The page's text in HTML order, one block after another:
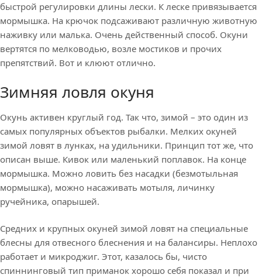
быстрой регулировки длины лески. К леске привязывается
мормышка. На крючок подсаживают различную животную
наживку или малька. Очень действенный способ. Окуни
вертятся по мелководью, возле мостиков и прочих
препятствий. Вот и клюют отлично.
Зимняя ловля окуня
Окунь активен круглый год. Так что, зимой – это один из
самых популярных объектов рыбалки. Мелких окуней
зимой ловят в лунках, на удильники. Принцип тот же, что
описан выше. Кивок или маленький поплавок. На конце
мормышка. Можно ловить без насадки (безмотыльная
мормышка), можно насаживать мотыля, личинку
ручейника, опарышей.
Средних и крупных окуней зимой ловят на специальные
блесны для отвесного блеснения и на балансиры. Неплохо
работает и микроджиг. Этот, казалось бы, чисто
спиннинговый тип приманок хорошо себя показал и при